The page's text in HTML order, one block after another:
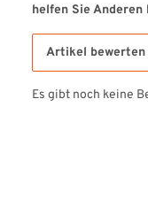
helfen Sie
Artikel bewerten
Es gibt noch keine